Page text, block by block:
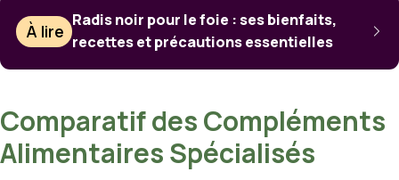
À lire
Radis noir pour le foie : ses bienfaits,
recettes et précautions essentielles
Comparatif des Compléments
Alimentaires Spécialisés